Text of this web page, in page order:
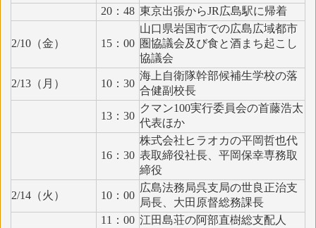
20：48 東京出張からJR広島駅に帰着
2/10（金） 15：00
山口県岩国市での広島広域都市
圏協議会及び食と酒まち起こし
協議会
2/13（月） 10：30
海上自衛隊幹部候補生学校の落
合健副校長
13：30
クマン100実行委員会の首藤浩太
代表ほか
16：30
株式会社ヒラオカの平岡哲也代
表取締役社長、平岡保幸専務取
締役
2/14（火） 10：00
広島法務局呉支局の世良正治支
局長、大田原督総務課長
11：00 江田島荘の阿部直樹総支配人